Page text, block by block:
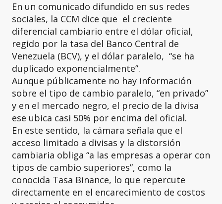
En un comunicado difundido en sus redes
sociales, la CCM dice que el creciente
diferencial cambiario entre el dólar oficial,
regido por la tasa del Banco Central de
Venezuela (BCV), y el dólar paralelo, “se ha
duplicado exponencialmente”.
Aunque públicamente no hay información
sobre el tipo de cambio paralelo, “en privado”
y en el mercado negro, el precio de la divisa
ese ubica casi 50% por encima del oficial.
En este sentido, la cámara señala que el
acceso limitado a divisas y la distorsión
cambiaria obliga “a las empresas a operar con
tipos de cambio superiores”, como la
conocida Tasa Binance, lo que repercute
directamente en el encarecimiento de costos